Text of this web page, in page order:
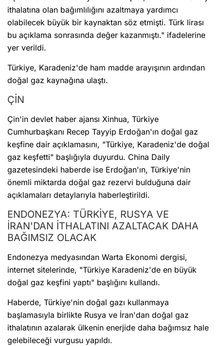
ithalatına olan bağımlılığını azaltmaya yardımcı
olabilecek büyük bir kaynaktan söz etmişti. Türk lirası
bu açıklama sonrasında değer kazanmıştı." ifadelerine
yer verildi.
Türkiye, Karadeniz'de ham madde arayışının ardından
doğal gaz kaynağına ulaştı.
ÇİN
Çin'in devlet haber ajansı Xinhua, Türkiye
Cumhurbaşkanı Recep Tayyip Erdoğan'ın doğal gaz
keşfine dair açıklamasını, "Türkiye, Karadeniz'de doğal
gaz keşfetti" başlığıyla duyurdu. China Daily
gazetesindeki haberde ise Erdoğan'ın, Türkiye'nin
önemli miktarda doğal gaz rezervi bulduğuna dair
açıklamaları detaylarıyla haberleştirildi.
ENDONEZYA: TÜRKİYE, RUSYA VE
İRAN'DAN İTHALATINI AZALTACAK DAHA
BAĞIMSIZ OLACAK
Endonezya medyasından Warta Ekonomi dergisi,
internet sitelerinde, "Türkiye Karadeniz'de en büyük
doğal gaz keşfini yaptı" başlığını kullandı.
Haberde, Türkiye'nin doğal gazı kullanmaya
başlamasıyla birlikte Rusya ve İran'dan doğal gaz
ithalatının azalarak ülkenin enerjide daha bağımsız hale
gelebileceği vurgusu yapıldı.